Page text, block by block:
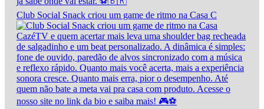
Club Social Snack criou um game de ritmo na Casa C